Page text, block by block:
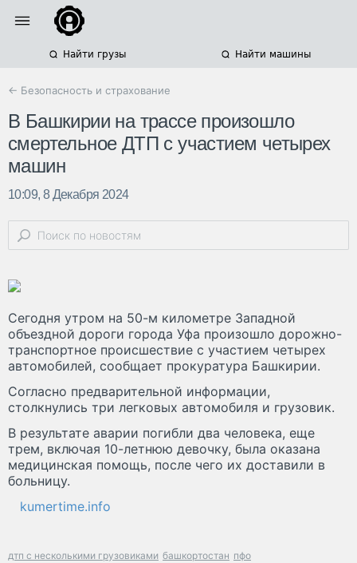
Найти грузы Найти машины
← Безопасность и страхование
В Башкирии на трассе произошло
смертельное ДТП с участием четырех
машин
10:09, 8 Декабря 2024
Сегодня утром на 50-м километре Западной
объездной дороги города Уфа произошло дорожно-
транспортное происшествие с участием четырех
автомобилей, сообщает прокуратура Башкирии.
Согласно предварительной информации,
столкнулись три легковых автомобиля и грузовик.
В результате аварии погибли два человека, еще
трем, включая 10-летнюю девочку, была оказана
медицинская помощь, после чего их доставили в
больницу.
kumertime.info
дтп с несколькими грузовиками башкортостан пфо